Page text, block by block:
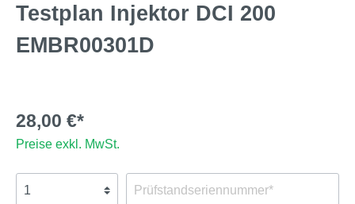
Testplan Injektor DCI 200
EMBR00301D
28,00 €*
Preise exkl. MwSt.